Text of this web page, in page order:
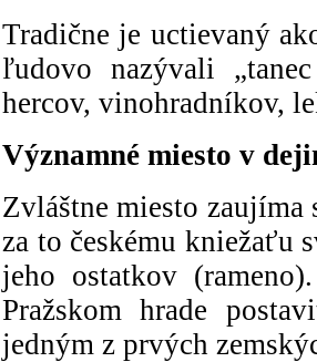
Tradične je uctievaný
ľudovo nazývali
hercov, vinohradníkov,
Významné miesto v
Zvláštne miesto
za to českému kniežaťu
jeho ostatkov
Pražskom hrade
jedným z prvých